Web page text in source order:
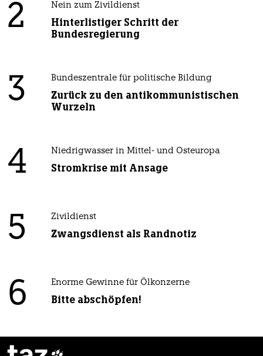
2 Nein zum Zivildienst
Hinterlistiger Schritt der
Bundesregierung
3 Bundeszentrale für politische Bildung
Zurück zu den antikommunistischen
Wurzeln
4 Niedrigwasser in Mittel- und Osteuropa
Stromkrise mit Ansage
5 Zivildienst
Zwangsdienst als Randnotiz
6 Enorme Gewinne für Ölkonzerne
Bitte abschöpfen!